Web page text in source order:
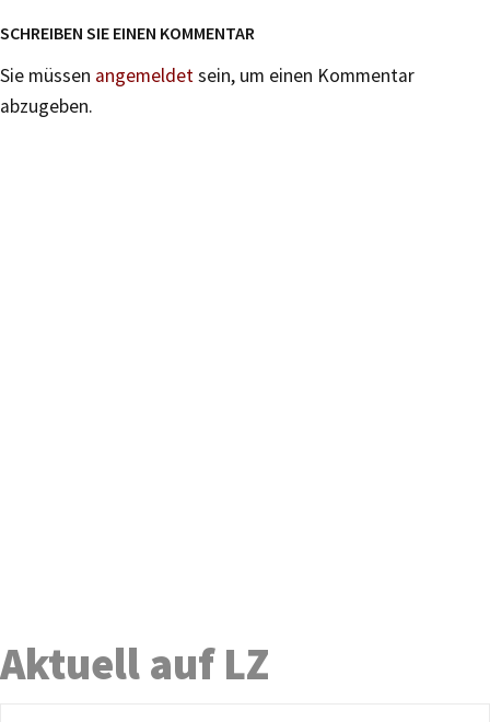
SCHREIBEN SIE EINEN KOMMENTAR
Sie müssen angemeldetsein, um einen Kommentar
abzugeben.
Aktuell auf LZ